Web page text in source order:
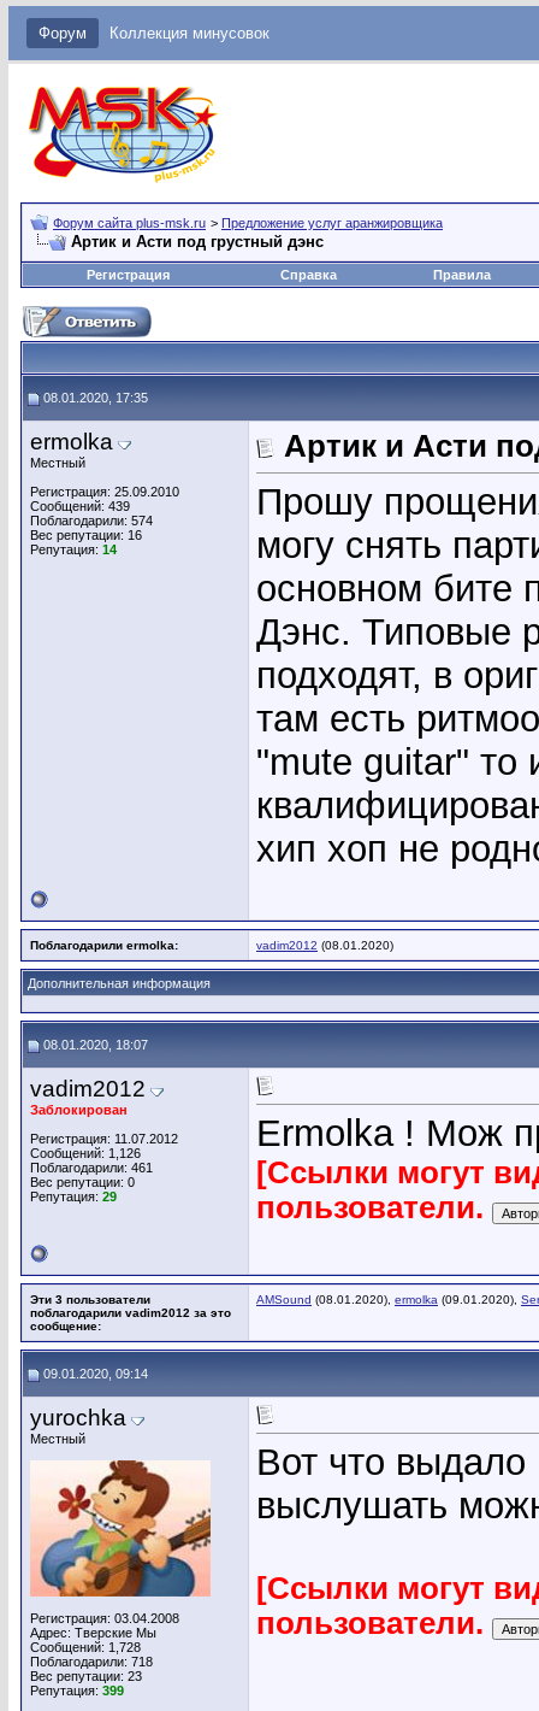
Форум Коллекция минусовок
Форум сайта plus-msk.ru > Предложение услуг аранжировщика
Артик и Асти под грустный дэнс
Регистрация Справка Правила
08.01.2020, 17:35
ermolka
Местный
Регистрация: 25.09.2010
Сообщений: 439
Поблагодарили: 574
Вес репутации: 16
Репутация: 14
Артик и Асти
Прошу
могу снять
основном бите
Дэнс. Типовые
подходят, в
там есть
"mute guitar"
хип хоп не
Поблагодарили ermolka: vadim2012 (08.01.2020)
Дополнительная информация
08.01.2020, 18:07
vadim2012
Заблокирован
Регистрация: 11.07.2012
Сообщений: 1,126
Поблагодарили: 461
Вес репутации: 0
Репутация: 29
Ermolka ! Мож
[Ссылки могут
пользователи.
Эти 3 пользователи
поблагодарили vadim2012 за это
сообщение:
AMSound (08.01.2020), ermolka (09.01.2020),
09.01.2020, 09:14
yurochka
Местный
Регистрация: 03.04.2008
Адрес: Тверские Мы
Сообщений: 1,728
Поблагодарили: 718
Вес репутации: 23
Репутация: 399
Вот что
выслушать
[Ссылки могут
пользователи.